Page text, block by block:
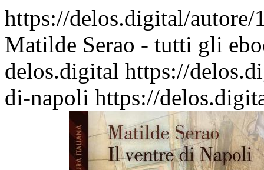
https://delos.digital/
Matilde Serao - tutti gli
delos.digital https://
di-napoli https://